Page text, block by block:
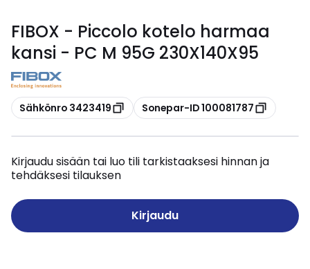
FIBOX - Piccolo kotelo harmaa
kansi - PC M 95G 230X140X95
Kopioi
Sähkönro 3423419 Kopioi
Sonepar-ID 100081787
Kirjaudu sisään tai luo tili tarkistaaksesi hinnan ja
tehdäksesi tilauksen
Kirjaudu